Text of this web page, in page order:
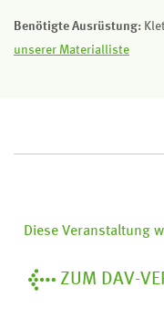
Benötigte Ausrüstung:
unserer Materialliste
Diese Veranstaltung
ZUM DAV-